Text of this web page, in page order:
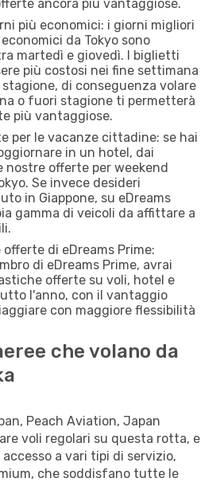
ancora più vantaggiose.
più economici: i giorni migliori
da Tokyo sono
martedì e giovedì. I biglietti
più costosi nei fine settimana
stagione, di conseguenza volare
o fuori stagione ti permetterà
più vantaggiose.
per le vacanze cittadine: se hai
in un hotel, dai
nostre offerte per weekend
Se invece desideri
in Giappone, su eDreams
gamma di veicoli da affittare a
di eDreams Prime:
di eDreams Prime, avrai
offerte su voli, hotel e
l'anno, con il vantaggio
con maggiore flessibilità
che volano da
Peach Aviation, Japan
voli regolari su questa rotta, e
a vari tipi di servizio,
che soddisfano tutte le